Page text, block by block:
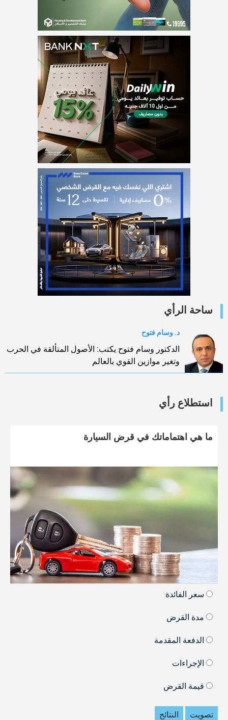
ساحة الرأي
د. وسام فتوح
الدكتور وسام فتوح يكتب: الأصول المتألقة في الحرب
وتغير موازين القوي بالعالم
استطلاع رأي
ما هي اهتماماتك في قرض السيارة
سعر الفائدة
مدة القرض
الدفعة المقدمة
الإجراءات
قيمة القرض
تصويت النتائج